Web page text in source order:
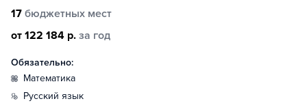
17 бюджетных мест
от 122 184 р. за год
Обязательно:
математика
русский язык